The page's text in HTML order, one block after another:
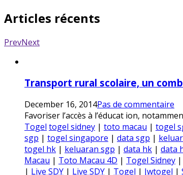
Articles récents
PrevNext
Transport rural scolaire, un
December 16, 2014Pas de commentaire
Favoriser l’accès à l’éducat ion,
Togel togel sidney | toto macau | togel
sgp | togel singapore | data sgp |
togel hk | keluaran sgp | data hk | data
Macau | Toto Macau 4D | Togel Sidney |
| Live SDY | Live SDY | Togel | Jwtogel |